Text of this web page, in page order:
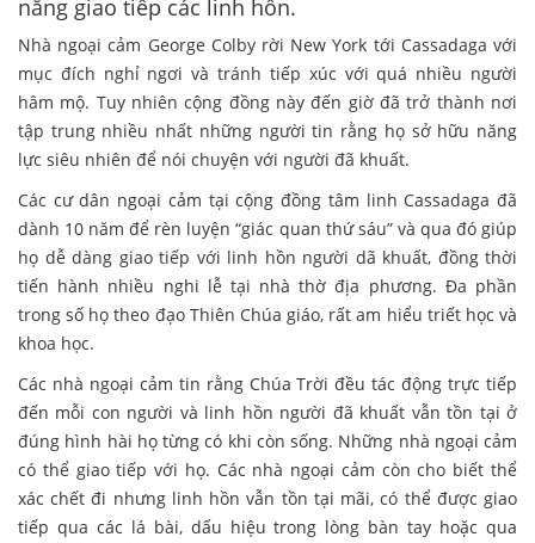
năng giao tiếp các linh hồn.
Nhà ngoại cảm George Colby rời New York tới Cassadaga với
mục đích nghỉ ngơi và tránh tiếp xúc với quá nhiều người
hâm mộ. Tuy nhiên cộng đồng này đến giờ đã trở thành nơi
tập trung nhiều nhất những người tin rằng họ sở hữu năng
lực siêu nhiên để nói chuyện với người đã khuất.
Các cư dân ngoại cảm tại cộng đồng tâm linh Cassadaga đã
dành 10 năm để rèn luyện “giác quan thứ sáu” và qua đó giúp
họ dễ dàng giao tiếp với linh hồn người dã khuất, đồng thời
tiến hành nhiều nghi lễ tại nhà thờ địa phương. Đa phần
trong số họ theo đạo Thiên Chúa giáo, rất am hiểu triết học và
khoa học.
Các nhà ngoại cảm tin rằng Chúa Trời đều tác động trực tiếp
đến mỗi con người và linh hồn người đã khuất vẫn tồn tại ở
đúng hình hài họ từng có khi còn sống. Những nhà ngoại cảm
có thể giao tiếp với họ. Các nhà ngoại cảm còn cho biết thể
xác chết đi nhưng linh hồn vẫn tồn tại mãi, có thể được giao
tiếp qua các lá bài, dấu hiệu trong lòng bàn tay hoặc qua